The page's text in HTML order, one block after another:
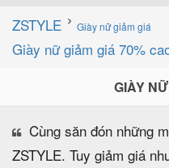
ZSTYLE Giày nữ giảm giá
Giày nữ giảm giá 70%
GIÀY
Cùng săn đón những
ZSTYLE. Tuy giảm giá